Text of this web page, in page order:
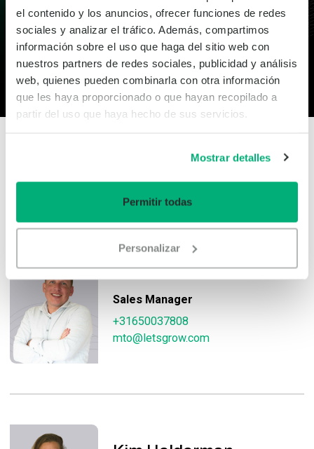
el contenido y los anuncios, ofrecer funciones de redes
sociales y analizar el tráfico. Además, compartimos
información sobre el uso que haga del sitio web con
nuestros partners de redes sociales, publicidad y análisis
web, quienes pueden combinarla con otra información
que les haya proporcionado o que hayan recopilado a
partir del uso que haya hecho de sus servicios.
Mostrar detalles
Permitir todas
Personalizar
Puede programar una llamada directamente utilizando el
módulo de reserva que aparece a continuación.
Programe una llamada
¿Prefieres hablar con uno de
nuestros expertos?
Martin van Tol
Sales Manager
+31650037808
mto@letsgrow.com